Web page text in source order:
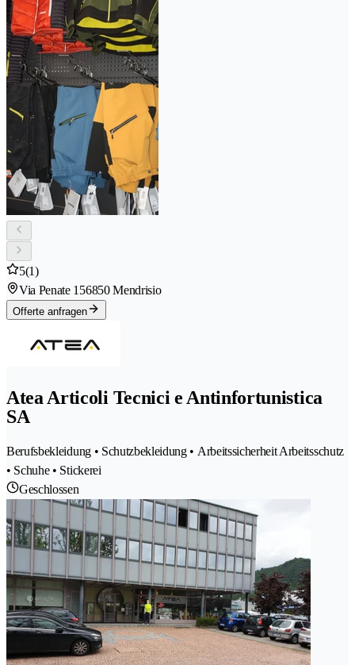
5(1)
Via Penate 156850 Mendrisio
Offerte anfragen
Atea Articoli Tecnici e Antinfortunistica
SA
Berufsbekleidung • Schutzbekleidung • Arbeitssicherheit Arbeitsschutz
• Schuhe • Stickerei
Geschlossen